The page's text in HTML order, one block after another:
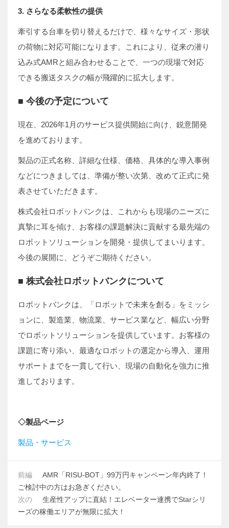
3. さらなる柔軟性の提供
牽引する台車を切り替えるだけで、様々なサイズ・形状
の荷物に対応可能になります。これにより、従来の潜り
込み式AMRと組み合わせることで、一つの現場で対応
できる搬送タスクの幅が飛躍的に拡大します。
■ 今後の予定について
現在、2026年1月のサービス提供開始に向け、鋭意開発
を進めております。
製品の正式名称、詳細な仕様、価格、具体的な導入事例
などにつきましては、準備が整い次第、改めて正式に発
表させていただきます。
株式会社ロボットバンクは、これからも現場のニーズに
真摯に耳を傾け、お客様の課題解決に貢献する最先端の
ロボットソリューションを開発・提供してまいります。
今後の展開に、どうぞご期待ください。
■ 株式会社ロボットバンクについて
ロボットバンクは、「ロボットで未来を創る」をミッシ
ョンに、製造業、物流業、サービス業など、幅広い分野
でロボットソリューションを提供しています。お客様の
課題に寄り添い、最適なロボットの選定から導入、運用
サポートまでを一貫して行い、現場の自動化を強力に推
進しております。
◇製品ページ
製品・サービス
前編
AMR「RISU-BOT」99万円キャンペーン年内終了！
ご検討中の方はお急ぎください。
次の
生産性アップに直結！エレベーター連携でStarシリ
ーズの稼働エリアが無限に拡大！